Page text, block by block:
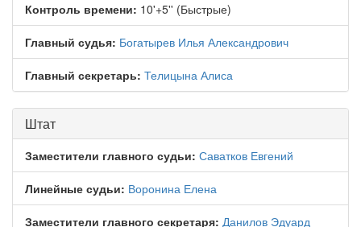
Контроль времени: 10'+5'' (Быстрые)
Главный судья: Богатырев Илья Александрович
Главный секретарь: Телицына Алиса
Штат
Заместители главного судьи: Саватков Евгений
Линейные судьи: Воронина Елена
Заместители главного секретаря: Данилов Эдуард